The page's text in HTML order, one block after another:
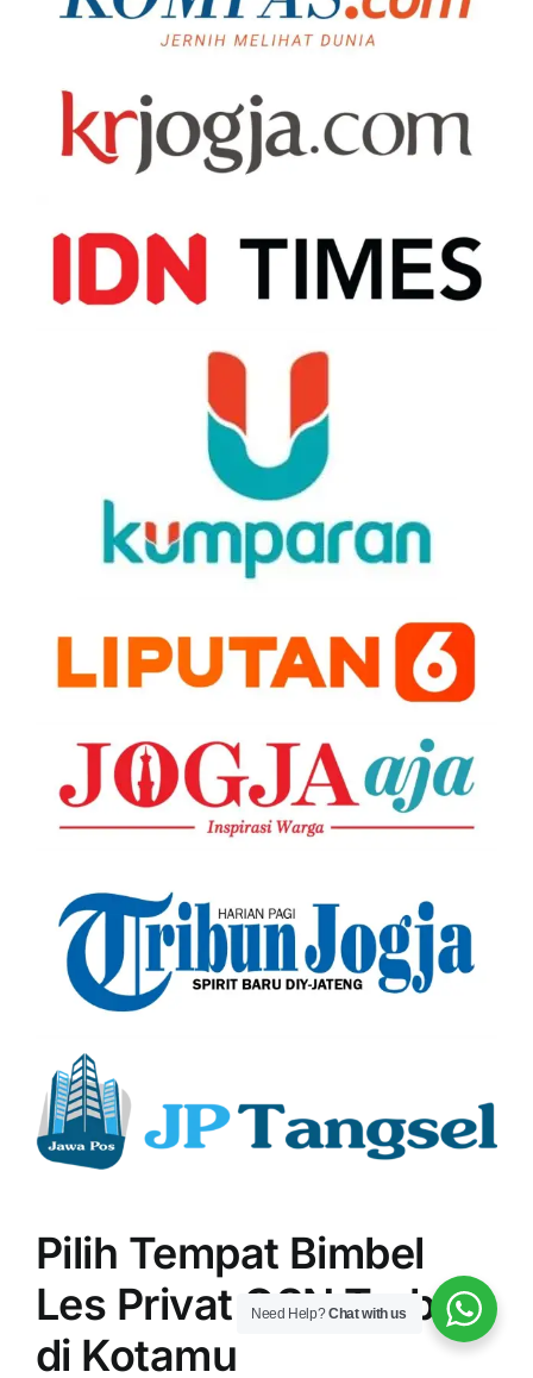
Pilih Tempat Bimbel
Les Privat OSN Terbaik
di Kotamu
Need Help?Chat with us